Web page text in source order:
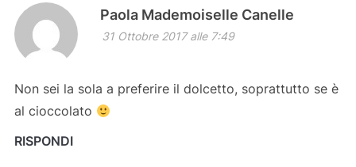
Paola Mademoiselle Canelle
31 Ottobre 2017 alle 7:49
Non sei la sola a preferire il dolcetto, soprattutto se è
al cioccolato
RISPONDI